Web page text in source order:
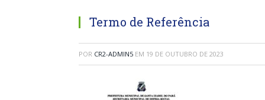
Termo de Referência
POR CR2-ADMIN5 EM 19 DE OUTUBRO DE 2023